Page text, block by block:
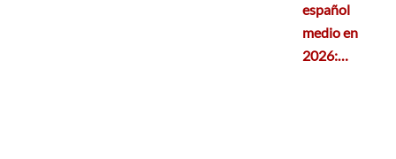
español
medio en
2026:…